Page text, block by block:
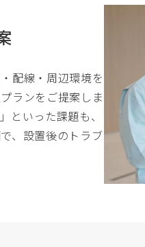
配線・周辺環境を
ランをご提案しま
といった課題も、
、設置後のトラブ